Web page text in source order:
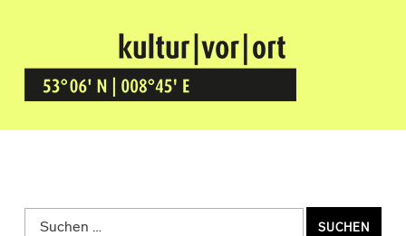
Kultur Vor Ort
BREMEN GRÖPELINGEN
Suchen nach: